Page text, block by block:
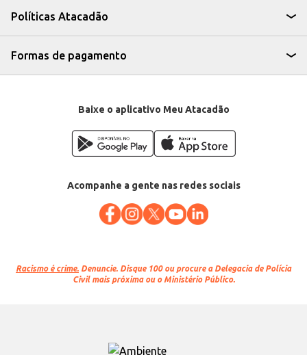
Políticas Atacadão
Formas de pagamento
Baixe o aplicativo Meu Atacadão
Acompanhe a gente nas redes sociais
Racismo é crime. Denuncie. Disque 100 ou procure a Delegacia de Polícia
Civil mais próxima ou o Ministério Público.